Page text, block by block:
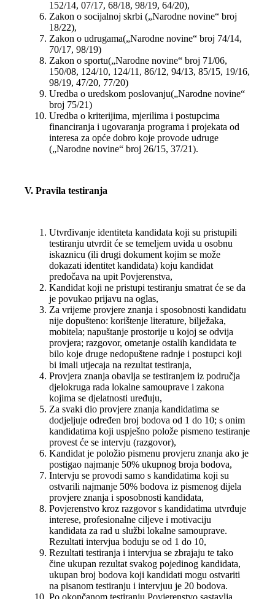
152/14, 07/17, 68/18, 98/19, 64/20),
Zakon o socijalnoj skrbi („Narodne novine“ broj
18/22),
Zakon o udrugama(„Narodne novine“ broj 74/14,
70/17, 98/19)
Zakon o sportu(„Narodne novine“ broj 71/06,
150/08, 124/10, 124/11, 86/12, 94/13, 85/15, 19/16,
98/19, 47/20, 77/20)
Uredba o uredskom poslovanju(„Narodne novine“
broj 75/21)
Uredba o kriterijima, mjerilima i postupcima
financiranja i ugovaranja programa i projekata od
interesa za opće dobro koje provode udruge
(„Narodne novine“ broj 26/15, 37/21).
V. Pravila testiranja
Utvrđivanje identiteta kandidata koji su pristupili
testiranju utvrdit će se temeljem uvida u osobnu
iskaznicu (ili drugi dokument kojim se može
dokazati identitet kandidata) koju kandidat
predočava na upit Povjerenstva,
Kandidat koji ne pristupi testiranju smatrat će se da
je povukao prijavu na oglas,
Za vrijeme provjere znanja i sposobnosti kandidatu
nije dopušteno: korištenje literature, bilježaka,
mobitela; napuštanje prostorije u kojoj se odvija
provjera; razgovor, ometanje ostalih kandidata te
bilo koje druge nedopuštene radnje i postupci koji
bi imali utjecaja na rezultat testiranja,
Provjera znanja obavlja se testiranjem iz područja
djelokruga rada lokalne samouprave i zakona
kojima se djelatnosti uređuju,
Za svaki dio provjere znanja kandidatima se
dodjeljuje određen broj bodova od 1 do 10; s onim
kandidatima koji uspješno polože pismeno testiranje
provest će se intervju (razgovor),
Kandidat je položio pismenu provjeru znanja ako je
postigao najmanje 50% ukupnog broja bodova,
Intervju se provodi samo s kandidatima koji su
ostvarili najmanje 50% bodova iz pismenog dijela
provjere znanja i sposobnosti kandidata,
Povjerenstvo kroz razgovor s kandidatima utvrđuje
interese, profesionalne ciljeve i motivaciju
kandidata za rad u službi lokalne samouprave.
Rezultati intervjua boduju se od 1 do 10,
Rezultati testiranja i intervjua se zbrajaju te tako
čine ukupan rezultat svakog pojedinog kandidata,
ukupan broj bodova koji kandidati mogu ostvariti
na pisanom testiranju i intervjuu je 20 bodova.